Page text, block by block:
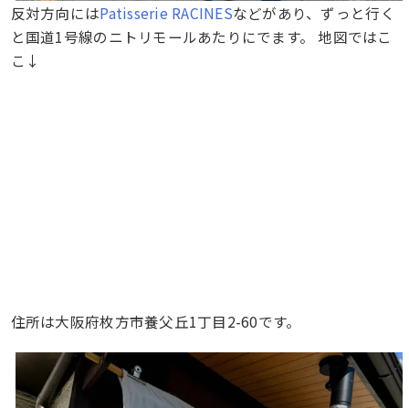
反対方向にはPatisserie RACINESなどがあり、ずっと行く
と国道1号線のニトリモールあたりにでます。 地図ではこ
こ↓
住所は大阪府枚方市養父丘1丁目2-60です。